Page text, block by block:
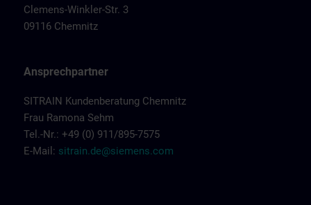
Clemens-Winkler-Str. 3
09116 Chemnitz
Ansprechpartner
SITRAIN Kundenberatung Chemnitz
Frau Ramona Sehm
Tel.-Nr.: +49 (0) 911/895-7575
E-Mail: sitrain.de@siemens.com